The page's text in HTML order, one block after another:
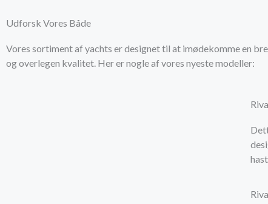
Udforsk Vores Både
Vores sortiment af yachts er designet til at imødekomme en
og overlegen kvalitet. Her er nogle af vores nyeste modeller: